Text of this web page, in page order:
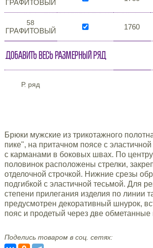
ГРАФИТОВЫЙ
58
ГРАФИТОВЫЙ 1760
Добавить весь размерный ряд
Р. ряд
Брюки мужские из трикотажного
пике", на притачном поясе с
с карманами в боковых швах. По
половинок расположены стрелки,
отделочной строчкой. Нижние срезы
подгибкой с эластичной тесьмой. Для
степени прилегания изделия по линии
предусмотрен декоративный шнурок,
пояс и продетый через две обметанные
Поделись товаром в соц. сетях: